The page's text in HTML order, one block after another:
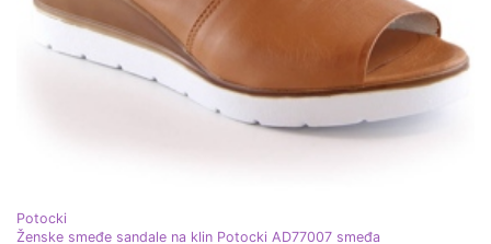
Potocki
Ženske smeđe sandale na klin Potocki AD77007 smeđa